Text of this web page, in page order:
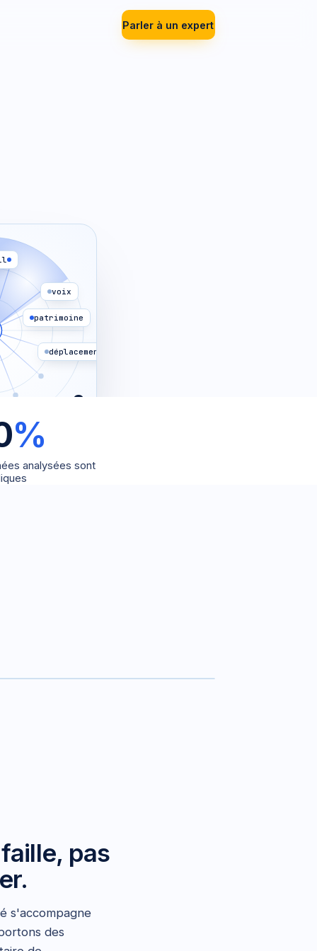
Parler à un expert
voix
déplacements
patrimoine
0
POINTS EXPOSÉS
%
analysées sont
pas
s'accompagne
des